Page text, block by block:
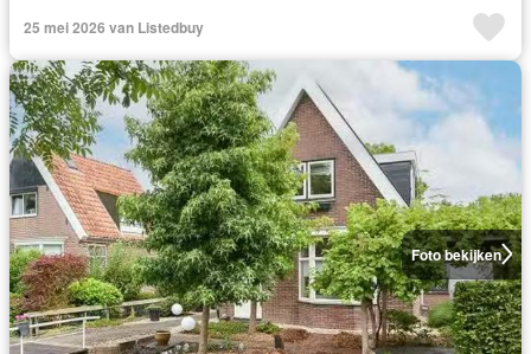
25 mei 2026 van Listedbuy
Foto bekijken